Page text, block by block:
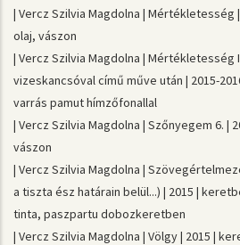
| Vercz Szilvia Magdolna | Mértékletesség
olaj, vászon
| Vercz Szilvia Magdolna | Mértékletesség
vizeskancsóval című műve után | 2015-
varrás pamut hímzőfonallal
| Vercz Szilvia Magdolna | Szőnyegem 6. |
vászon
| Vercz Szilvia Magdolna |
a tiszta ész határain belül...) | 2015 |
tinta, paszpartu dobozkeretben
| Vercz Szilvia Magdolna | Völgy | 2015 |